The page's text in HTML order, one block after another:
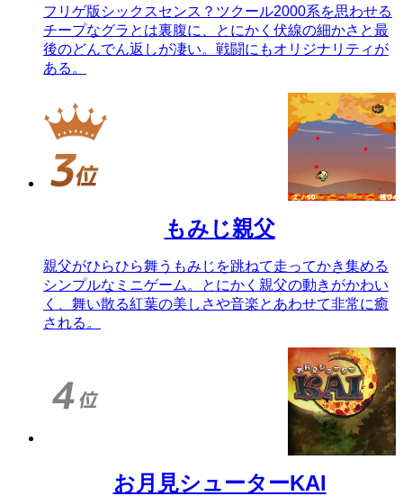
フリゲ版シックスセンス？ツクール2000系を思わせる
チープなグラとは裏腹に、とにかく伏線の細かさと最
後のどんでん返しが凄い。戦闘にもオリジナリティが
ある。
もみじ親父
親父がひらひら舞うもみじを跳ねて走ってかき集める
シンプルなミニゲーム。とにかく親父の動きがかわい
く、舞い散る紅葉の美しさや音楽とあわせて非常に癒
される。
お月見シューターKAI